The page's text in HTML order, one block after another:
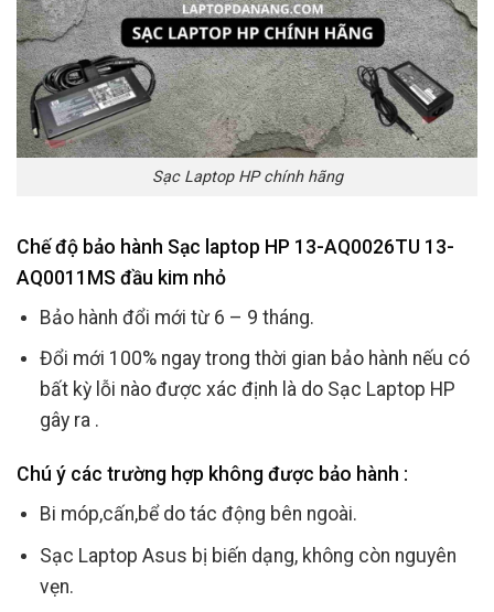
Sạc Laptop HP chính hãng
Chế độ bảo hành Sạc laptop HP 13-AQ0026TU 13-
AQ0011MS đầu kim nhỏ
Bảo hành đổi mới từ 6 – 9 tháng.
Đổi mới 100% ngay trong thời gian bảo hành nếu có
bất kỳ lỗi nào được xác định là do Sạc Laptop HP
gây ra .
Chú ý các trường hợp không được bảo hành :
Bi móp,cấn,bể do tác động bên ngoài.
Sạc Laptop Asus bị biến dạng, không còn nguyên
vẹn.